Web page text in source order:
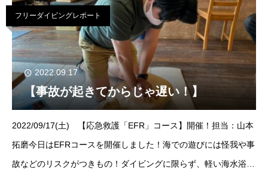
フリーダイビングレポート
2022.09.17
【事故が起きてからじゃ遅い！】
2022/09/17(土) 【応急救護「EFR」コース】開催！担当：山本
拓磨今日はEFRコースを開催しました！海での遊びには怪我や事
故などのリスクがつきもの！ダイビングに限らず、軽い海水浴や